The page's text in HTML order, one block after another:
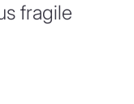
fragile